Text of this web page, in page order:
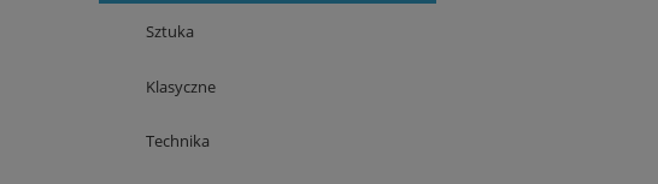
Sztuka
Klasyczne
Technika